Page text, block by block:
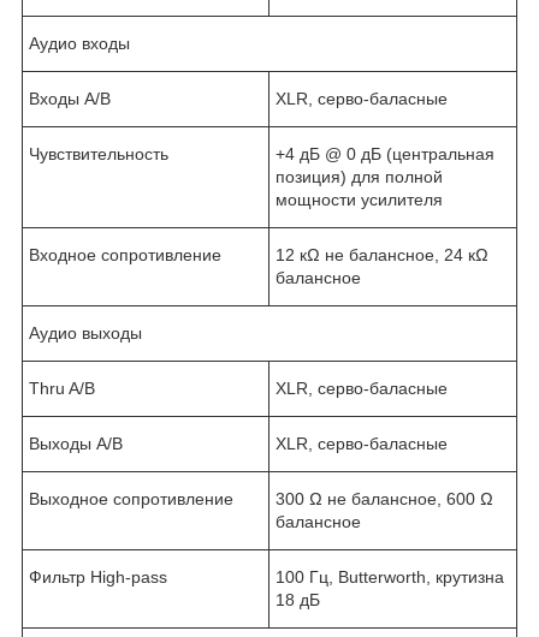
Аудио входы
Входы А/В XLR, серво-баласные
Чувствительность
+4 дБ @ 0 дБ (центральная
позиция) для полной
мощности усилителя
Входное сопротивление
12 кΩ не балансное, 24 кΩ
балансное
Аудио выходы
Thru A/B XLR, серво-баласные
Выходы А/В XLR, серво-баласные
Выходное сопротивление
300 Ω не балансное, 600 Ω
балансное
Фильтр High-pass
100 Гц, Butterworth, крутизна
18 дБ